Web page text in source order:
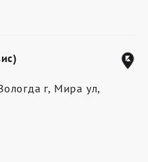
г, Мира ул,